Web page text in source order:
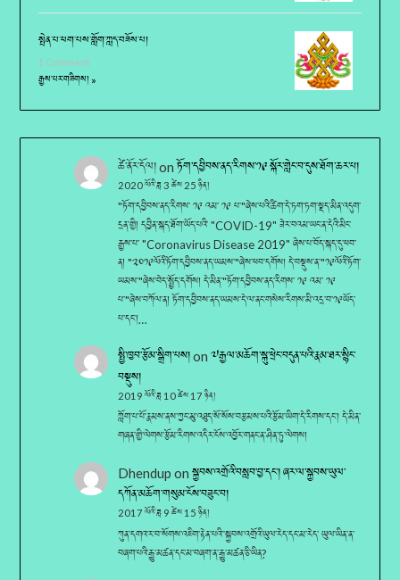
སྤེན་པ་ཕག་པས་གློག་ཀླད་བཟོས་པ།
1 Comment
རྒྱས་པར་གཟིགས། »
ཚེ་ནོར་དོལ།onཏོག་དབྱིབས་ནད་རིགས་༡༩ སྐོར་གླེང་བ་དུས་ཐོག་ཆར་པ།
2020 ལོའི་ཟླ 3 ཚེས 25 ཉིན།
"ཏོག་དབྱིབས་ནད་རིགས་ ༡༩ འམ་ ༡༩ པ་"ཞེས་པའི་ཚིག་དེ་ཏག་ཏག་སྡད་མིན་འདུག་
དྲན་གྱི། དབྱིན་སྐད་ཐོག་ཡོད་པའི་ "COVID-19" ཟེར་བའམ་ཡང་ན་དེའི་མིང་
རྒྱས་པ་ "Coronavirus Disease 2019" ཞེས་པ་བོད་སྐད་དུ་ཕབ་
ན། "༢༠༡༩ལོའི་ཏོག་དབྱིབས་ནད་ཡམས་"ཞེས་ཕབ་དགོས། དེ་བསྡུས་ན་"༡༩ལོའི་ཏོག་
ཡམས་"ཞེས་བེད་སྤྱོད་དགོས། དེ་མིན་"ཏོག་དབྱིབས་ནད་རིགས་ ༡༩ འམ་ ༡༩
པ་"ཞེས་བཀོལ་ན། ཏོག་དབྱིབས་ནད་ཡམས་དེ་ལ་ནང་གསེས་རིགས་མི་འདྲ་བ་༡༩ཡོད་
པ་དང་།…
སྤྱི་ཁྱབ་རྩོམ་སྒྲིག་པས།on༧རྒྱལ་མཆོག་སྐུ་ཕྲེང་བདུན་པའི་རྣམ་ཐར་སྙིང་
བསྡུས།
2019 ལོའི་ཟླ 10 ཚེས 17 ཉིན།
ཀློག་པ་པོ་རྣམས་ནས་ཀྱང་མུ་འཐུད་སོ་སོས་བརྩམས་པའི་རྩོམ་ཡིག་དེ་རིགས་དང་། དེ་མིན་
གཞན་གྱི་ལེགས་རྩོམ་རིགས་འདིར་ངོས་འབྱོར་གནང་ན་ཤིན་ཏུ་ལེགས།
Dhendup onསྐྱབས་འགྲོའི་བསླབ་བྱ་དང༌། ཞར་ལ་སྐྱབས་ཡུལ་
དཀོན་མཆོག་གསུམ་ངོས་བཟུང་བ།
2017 ལོའི་ཟླ 9 ཚེས 15 ཉིན།
ཀུན་དགའ་ར་བ་སོགས་འཇིག་རྟེན་པའི་་སྐྱབས་འགྲོའི་ཡུལ་རེད་དང་མ་རེད་ ཡུལ་ཡིན་ན་
བཞག་པའི་རྒྱུ་མཚན་དང་མ་བཞག་ན་རྒྱུ་མཚན་ཅི་ཡིན?